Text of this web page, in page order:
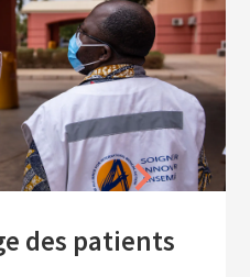
des patients